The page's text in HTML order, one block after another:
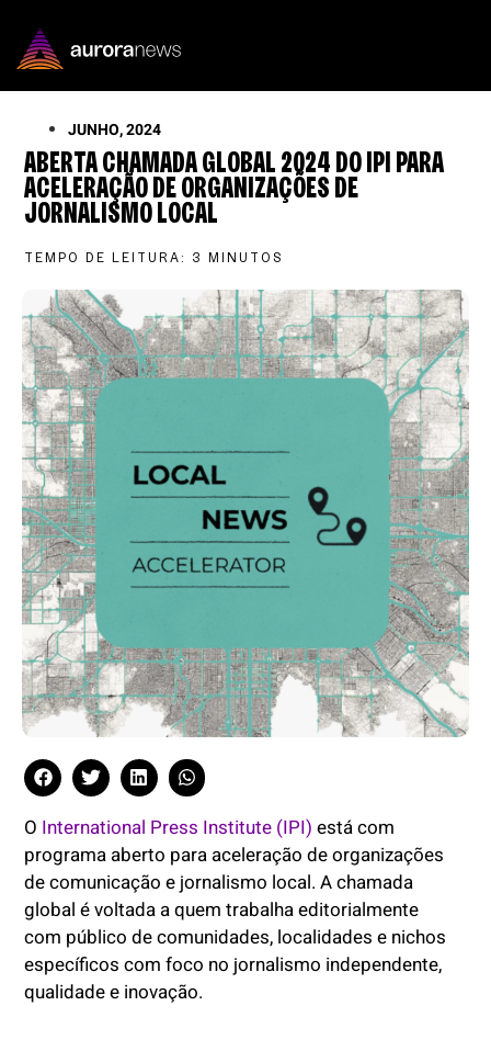
JUNHO, 2024
ABERTA CHAMADA GLOBAL 2024 DO IPI PARA
ACELERAÇÃO DE ORGANIZAÇÕES DE
JORNALISMO LOCAL
TEMPO DE LEITURA: 3 MINUTOS
O International Press Institute (IPI) está com
programa aberto para aceleração de organizações
de comunicação e jornalismo local. A chamada
global é voltada a quem trabalha editorialmente
com público de comunidades, localidades e nichos
específicos com foco no jornalismo independente,
qualidade e inovação.